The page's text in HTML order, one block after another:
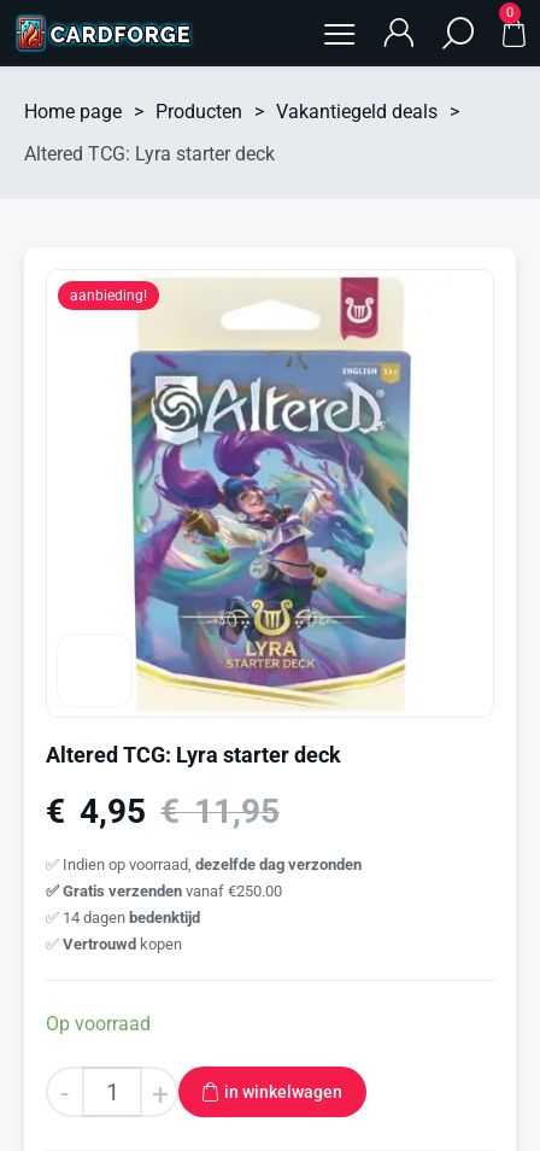
0
Home page > Producten > Vakantiegeld deals >
Altered TCG: Lyra starter deck
aanbieding!
Altered TCG: Lyra starter deck
€11,95
€ 4,95
✅ Indien op voorraad, dezelfde dag verzonden
✅ Gratis verzenden vanaf €250.00
✅ 14 dagen bedenktijd
✅ Vertrouwd kopen
Op voorraad
- + in winkelwagen